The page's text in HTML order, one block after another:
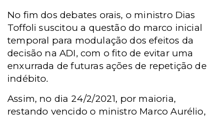
No fim dos debates orais, o ministro Dias
Toffoli suscitou a questão do marco inicial
temporal para modulação dos efeitos da
decisão na ADI, com o fito de evitar uma
enxurrada de futuras ações de repetição de
indébito.
Assim, no dia 24/2/2021, por maioria,
restando vencido o ministro Marco Aurélio,